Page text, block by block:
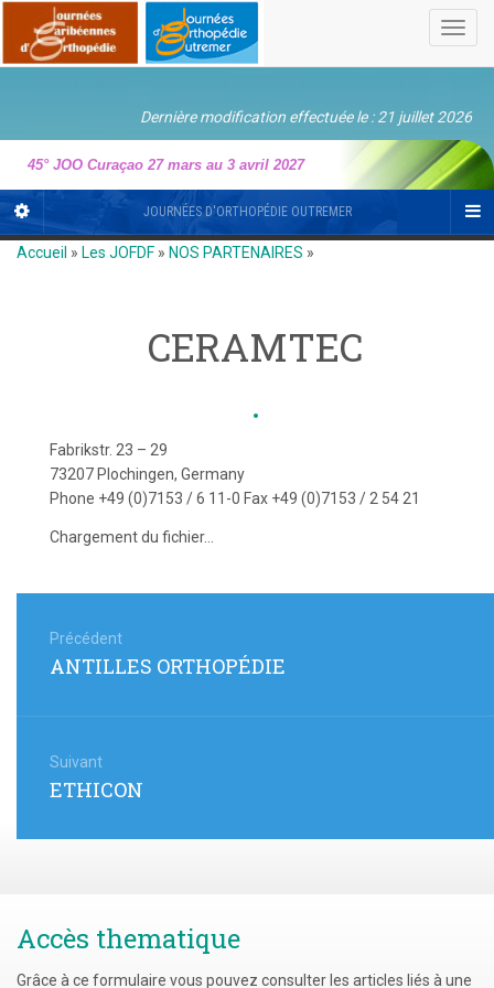
Dernière modification effectuée le : 21 juillet 2026
45° JOO Curaçao 27 mars au 3 avril 2027
JOURNÉES D'ORTHOPÉDIE OUTREMER
Accueil » Les JOFDF » NOS PARTENAIRES »
CERAMTEC
Fabrikstr. 23 – 29
73207 Plochingen, Germany
Phone +49 (0)7153 / 6 11-0 Fax +49 (0)7153 / 2 54 21
Chargement du fichier...
dePrécédent
Article
ANTILLES ORTHOPÉDIE
Suivant
Article
ETHICON
Accès thematique
Grâce à ce formulaire vous pouvez consulter les articles liés à une